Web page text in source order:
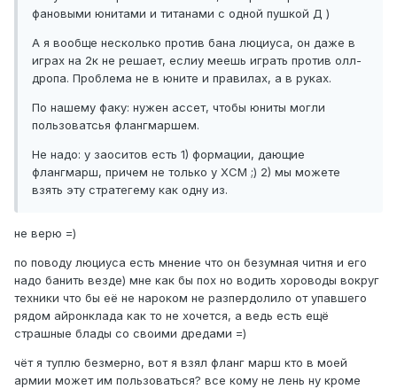
фановыми юнитами и титанами с одной пушкой Д )
А я вообще несколько против бана люциуса, он даже в
играх на 2к не решает, еслиу меешь играть против олл-
дропа. Проблема не в юните и правилах, а в руках.
По нашему факу: нужен ассет, чтобы юниты могли
пользоватсья флангмаршем.
Не надо: у заоситов есть 1) формации, дающие
флангмарш, причем не только у ХСМ ;) 2) мы можете
взять эту стратегему как одну из.
не верю =)
по поводу люциуса есть мнение что он безумная читня и его
надо банить везде) мне как бы пох но водить хороводы вокруг
техники что бы её не нароком не разпердолило от упавшего
рядом айронклада как то не хочется, а ведь есть ещё
страшные блады со своими дредами =)
чёт я туплю безмерно, вот я взял фланг марш кто в моей
армии может им пользоваться? все кому не лень ну кроме